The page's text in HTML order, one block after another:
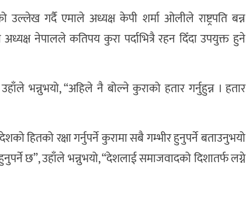
गर्दै एमाले अध्यक्ष केपी शर्मा ओलीले राष्ट्रपति बन्न
नेपालले कतिपय कुरा पर्दाभित्रै रहन दिँदा उपयुक्त हुने
भन्नुभयो, “अहिले नै बोल्ने कुराको हतार गर्नुहुन्न । हतार
हितको रक्षा गर्नुपर्ने कुरामा सबै गम्भीर हुनुपर्ने बताउनुभयो
छ”, उहाँले भन्नुभयो, “देशलाई समाजवादको दिशातर्फ लग्ने